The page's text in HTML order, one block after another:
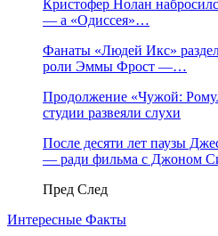
Кристофер Нолан
— а «Одиссея»…
Фанаты «Людей Икс»
роли Эммы Фрост —…
Продолжение «Чужой:
студии развеяли слухи
После десяти лет паузы
— ради фильма с Джоном
Пред След
Интересные Факты